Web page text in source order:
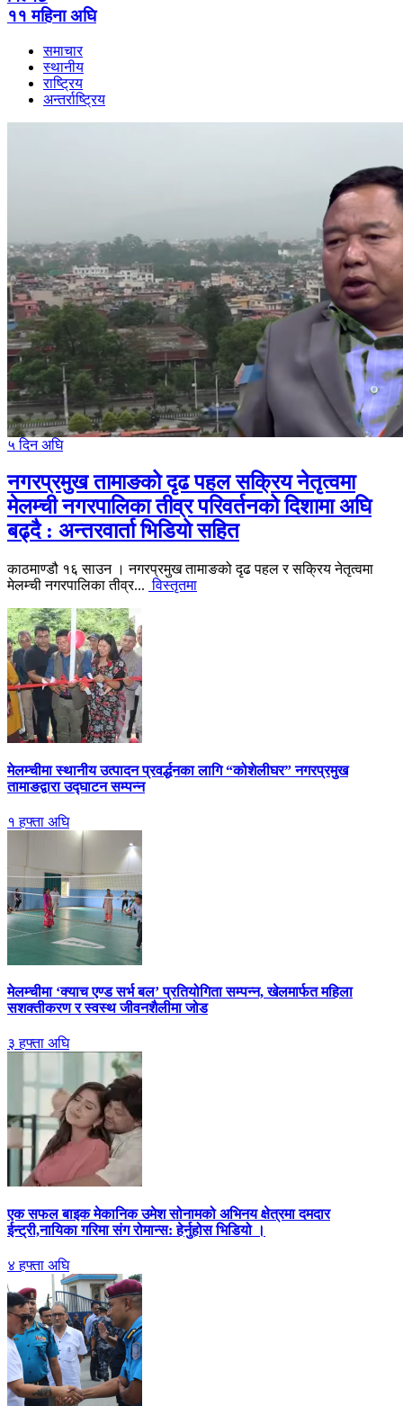
११ महिना अघि
समाचार
स्थानीय
राष्ट्रिय
अन्तर्राष्ट्रिय
५ दिन अघि
नगरप्रमुख तामाङको दृढ पहल सक्रिय नेतृत्वमा
मेलम्ची नगरपालिका तीव्र परिवर्तनको दिशामा अघि
बढ्दै : अन्तरवार्ता भिडियो सहित
काठमाण्डौ १६ साउन । नगरप्रमुख तामाङको दृढ पहल र सक्रिय नेतृत्वमा
मेलम्ची नगरपालिका तीव्र... विस्तृतमा
मेलम्चीमा स्थानीय उत्पादन प्रवर्द्धनका लागि “कोशेलीघर” नगरप्रमुख
तामाङद्वारा उद्घाटन सम्पन्न
१ हफ्ता अघि
मेलम्चीमा ‘क्याच एण्ड सर्भ बल’ प्रतियोगिता सम्पन्न, खेलमार्फत महिला
सशक्तीकरण र स्वस्थ जीवनशैलीमा जोड
३ हफ्ता अघि
एक सफल बाइक मेकानिक उमेश सोनामको अभिनय क्षेत्रमा दमदार
ईन्ट्री,नायिका गरिमा संग रोमान्स: हेर्नुहोस भिडियो ।
४ हफ्ता अघि